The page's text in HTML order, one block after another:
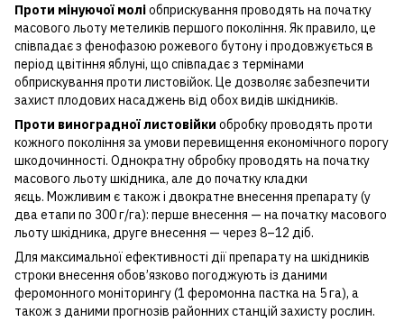
Проти мінуючої моліобприскування проводять на початку
масового льоту метеликів першого покоління. Як правило, це
співпадає з фенофазою рожевого бутону і продовжується в
період цвітіння яблуні, що співпадає з термінами
обприскування проти листовійок. Це дозволяє забезпечити
захист плодових насаджень від обох видів шкідників.
Проти виноградної листовійки обробку проводять проти
кожного покоління за умови перевищення економічного порогу
шкодочинності. Однократну обробку проводять на початку
масового льоту шкідника, але до початку кладки
яєць. Можливим є також і двократне внесення препарату (у
два етапи по 300 г/га): перше внесення — на початку масового
льоту шкідника, друге внесення — через 8–12 діб.
Для максимальної ефективності дії препарату на шкідників
строки внесення обов’язково погоджують із даними
феромонного моніторингу (1 феромонна пастка на 5 га), а
також з даними прогнозів районних станцій захисту рослин.